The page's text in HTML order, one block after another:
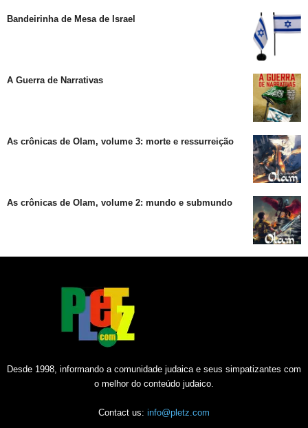
Bandeirinha de Mesa de Israel
A Guerra de Narrativas
As crônicas de Olam, volume 3: morte e ressurreição
As crônicas de Olam, volume 2: mundo e submundo
Desde 1998, informando a comunidade judaica e seus simpatizantes com
o melhor do conteúdo judaico.
Contact us: info@pletz.com